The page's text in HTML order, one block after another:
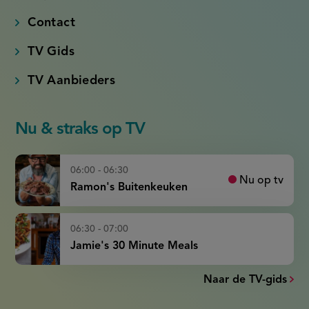
Contact
TV Gids
TV Aanbieders
Nu & straks op TV
06:00 - 06:30
Ramon's Buitenkeuken
Nu op tv
06:30 - 07:00
Jamie's 30 Minute Meals
Naar de TV-gids